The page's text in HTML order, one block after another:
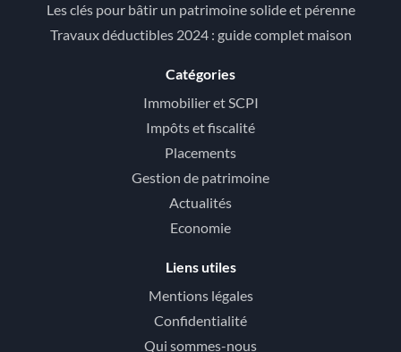
Les clés pour bâtir un patrimoine solide et pérenne
Travaux déductibles 2024 : guide complet maison
Catégories
Immobilier et SCPI
Impôts et fiscalité
Placements
Gestion de patrimoine
Actualités
Economie
Liens utiles
Mentions légales
Confidentialité
Qui sommes-nous